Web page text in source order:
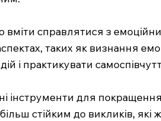
вміти справлятися з
таких як визнання
і практикувати
інструменти для
стійким до викликів,